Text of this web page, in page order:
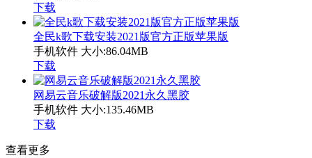
下载
全民k歌下载安装2021版官方正版苹果版
手机软件 大小:86.04MB
下载
网易云音乐破解版2021永久黑胶
手机软件 大小:135.46MB
下载
查看更多